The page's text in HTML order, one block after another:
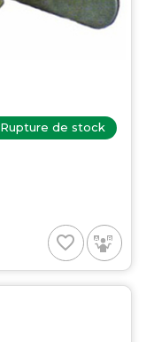
Rupture de stock
favorite_border